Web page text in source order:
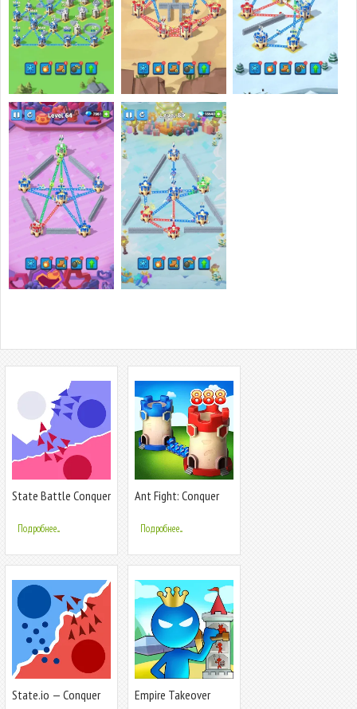
State Battle Conquer
Подробнее...
Ant Fight: Conquer
Подробнее...
State.io — Conquer
Empire Takeover